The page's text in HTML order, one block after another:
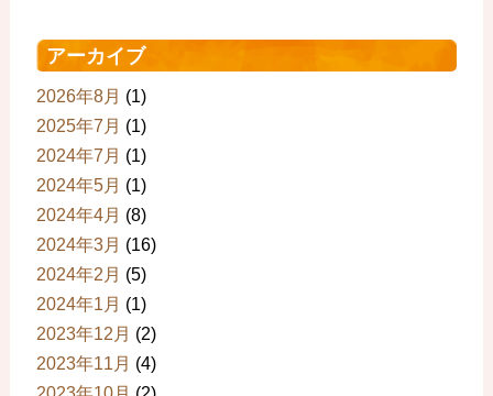
アーカイブ
2026年8月 (1)
2025年7月 (1)
2024年7月 (1)
2024年5月 (1)
2024年4月 (8)
2024年3月 (16)
2024年2月 (5)
2024年1月 (1)
2023年12月 (2)
2023年11月 (4)